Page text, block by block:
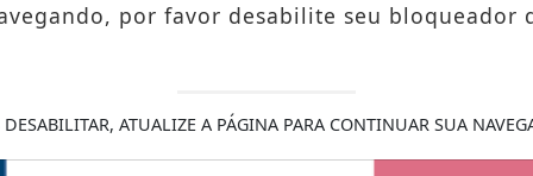
vídeos curtos nas
de vídeos analisou o
por favor desabilite seu bloqueador
DESABILITAR, ATUALIZE A PÁGINA PARA CONTINUAR SUA